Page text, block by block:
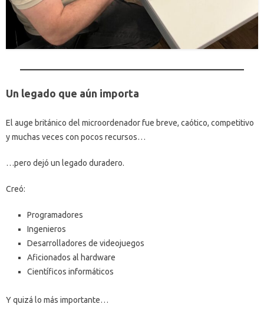
Un legado que aún importa
El auge británico del microordenador fue breve, caótico, competitivo
y muchas veces con pocos recursos…
…pero dejó un legado duradero.
Creó:
Programadores
Ingenieros
Desarrolladores de videojuegos
Aficionados al hardware
Científicos informáticos
Y quizá lo más importante…